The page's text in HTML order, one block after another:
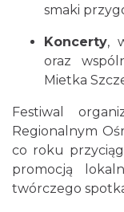
uliczny w
Myszków
16.44 km
smaki
Koncerty,
oraz
Mietka
Festiwal
Regionalnym
co roku
promocją
twórczego